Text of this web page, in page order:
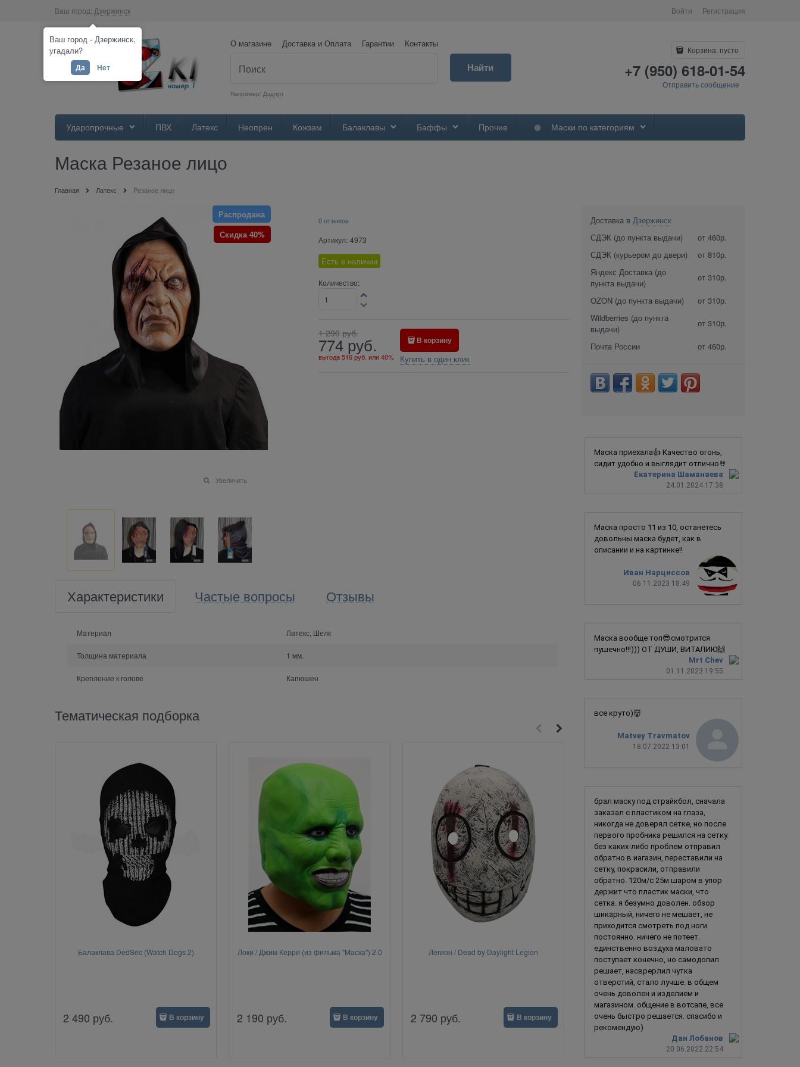
Ваш город: Дзержинск Войти Регистрация
О магазине Доставка и Оплата Гарантии Контакты
Например: Дэдпул
Найти
Корзина: пусто
+7 (950) 618-01-54
Отправить сообщение
Ударопрочные ПВХ Латекс Неопрен Кожзам Балаклавы Баффы Прочие Маски по категориям
Маска Резаное лицо
Главная Латекс Резаное лицо
Распродажа
Скидка 40%
Увеличить
0 отзывов
Артикул: 4973
Есть в наличии
Количество:
1 290 руб.
774руб.
выгода516 руб. или40%
В корзину
Купить в один клик
Характеристики Частые вопросы Отзывы
Материал Латекс, Шелк
Толщина материала 1 мм.
Крепление к голове Капюшен
Тематическая подборка
Балаклава DedSec (Watch Dogs 2)
2 490 руб. В корзину
Локи / Джим Керри (из фильма "Маска") 2.0
2 190 руб. В корзину
Легион / Dead by Daylight Legion
2 790 руб. В корзину
Козёл / Коза
4 290 руб. В корзину
Доставка в Дзержинск
СДЭК (до пункта выдачи)
от 460р.
СДЭК (курьером до двери)
от 810р.
Яндекс Доставка (до
пункта выдачи)
от 310р.
OZON (до пункта выдачи)
от 310р.
Wildberries (до пункта
выдачи)
от 310р.
Почта России от 460р.
Екатерина Шаманаева
24.01.2024 17:38
Маска приехала👍 Качество огонь,
сидит удобно и выглядит отлично🤘
Иван Нарциссов
06.11.2023 18:49
Маска просто 11 из 10, останетесь
довольны маска будет, как в
описании и на картинке!!
Mrt Chev
01.11.2023 19:55
Маска вообще топ😎смотрится
пушечно!!!))) ОТ ДУШИ, ВИТАЛИЮ🙌
Matvey Travmatov
18.07.2022 13:01
все круто)👹
Дан Лобанов
20.06.2022 22:54
брал маску под страйкбол, сначала
заказал с пластиком на глаза,
никогда не доверял сетке, но после
первого пробника решился на сетку.
без каких-либо проблем отправил
обратно в иагазин, переставили на
сетку, покрасили, отправили
обратно. 120м/с 25м шаром в упор
держит что пластик маски, что
сетка. я безумно доволен. обзор
шикарный, ничего не мешает, не
приходится смотреть под ноги
постоянно. ничего не потеет.
единственно воздуха маловато
поступает конечно, но самодопил
решает, насврерлил чутка
отверстий, стало лучше. в общем
очень доволен и изделием и
магазином. общение в вотсапе, все
очень быстро решается. спасибо и
рекомендую)
Ваш город - Дзержинск,
угадали?
Да Нет